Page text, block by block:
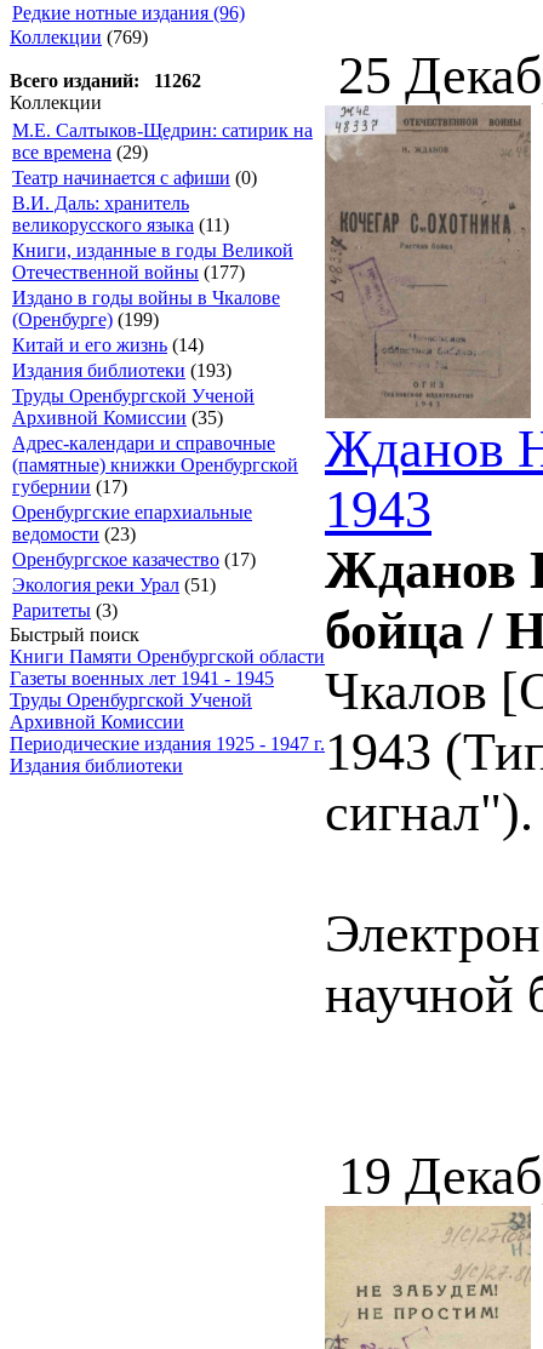
Редкие нотные издания (96)
Коллекции (769)
Всего изданий: 11262
Коллекции
М.Е. Салтыков-Щедрин: сатирик на
все времена (29)
Театр начинается с афиши (0)
В.И. Даль: хранитель
великорусского языка (11)
Книги, изданные в годы Великой
Отечественной войны (177)
Издано в годы войны в Чкалове
(Оренбурге) (199)
Китай и его жизнь (14)
Издания библиотеки (193)
Труды Оренбургской Ученой
Архивной Комиссии (35)
Адрес-календари и справочные
(памятные) книжки Оренбургской
губернии (17)
Оренбургские епархиальные
ведомости (23)
Оренбургское казачество (17)
Экология реки Урал (51)
Раритеты (3)
Быстрый поиск
Книги Памяти Оренбургской области
Газеты военных лет 1941 - 1945
Труды Оренбургской Ученой
Архивной Комиссии
Периодические издания 1925 - 1947 г.
Издания библиотеки
25
Жданов
1943
Жданов
бойца /
Чкалов
1943
научной
19